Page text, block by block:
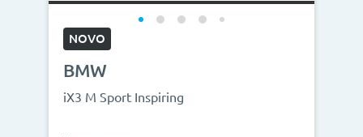
NOVO
BMW
iX3 M Sport Inspiring